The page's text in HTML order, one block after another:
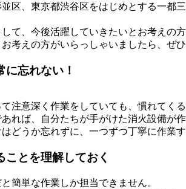
区、東京都渋谷区をはじめとする一都
て、今後活躍していきたいとお考えの
考えの方がいらっしゃいましたら、ぜひ
に忘れない！
注意深く作業をしていても、慣れてく
れば、自分たちが手がけた消火設備が
どうか忘れずに、一つずつ丁寧に作業
とを理解しておく
簡単な作業しか担当できません。